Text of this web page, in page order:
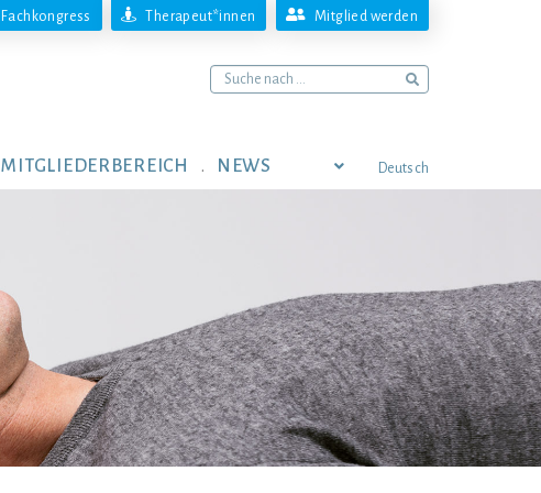
Fachkongress Therapeut*innen Mitglied werden
MITGLIEDERBEREICH NEWS Deutsch